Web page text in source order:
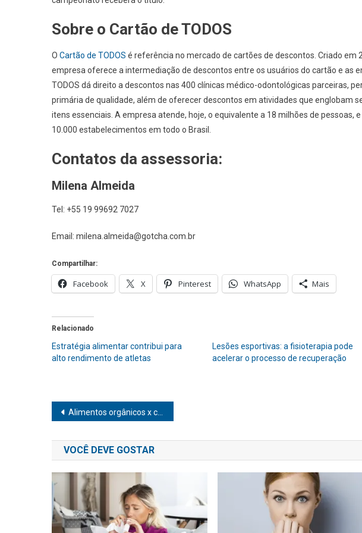
Sobre o Cartão de TODOS
O Cartão de TODOS é referência no mercado de cartões de descontos. Criado em
empresa oferece a intermediação de descontos entre os usuários do cartão e as
TODOS dá direito a descontos nas 400 clínicas médico-odontológicas parceiras,
primária de qualidade, além de oferecer descontos em atividades que englobam
itens essenciais. A empresa atende, hoje, o equivalente a 18 milhões de pessoas,
10.000 estabelecimentos em todo o Brasil.
Contatos da assessoria:
Milena Almeida
Tel: +55 19 99692 7027
Email: milena.almeida@gotcha.com.br
Compartilhar:
Facebook X Pinterest WhatsApp Mais
Relacionado
Estratégia alimentar contribui para
alto rendimento de atletas
Lesões esportivas: a fisioterapia pode
acelerar o processo de recuperação
Navegação
de
Post
Alimentos orgânicos x convencionais: Qual é a melhor opção?
VOCÊ DEVE GOSTAR